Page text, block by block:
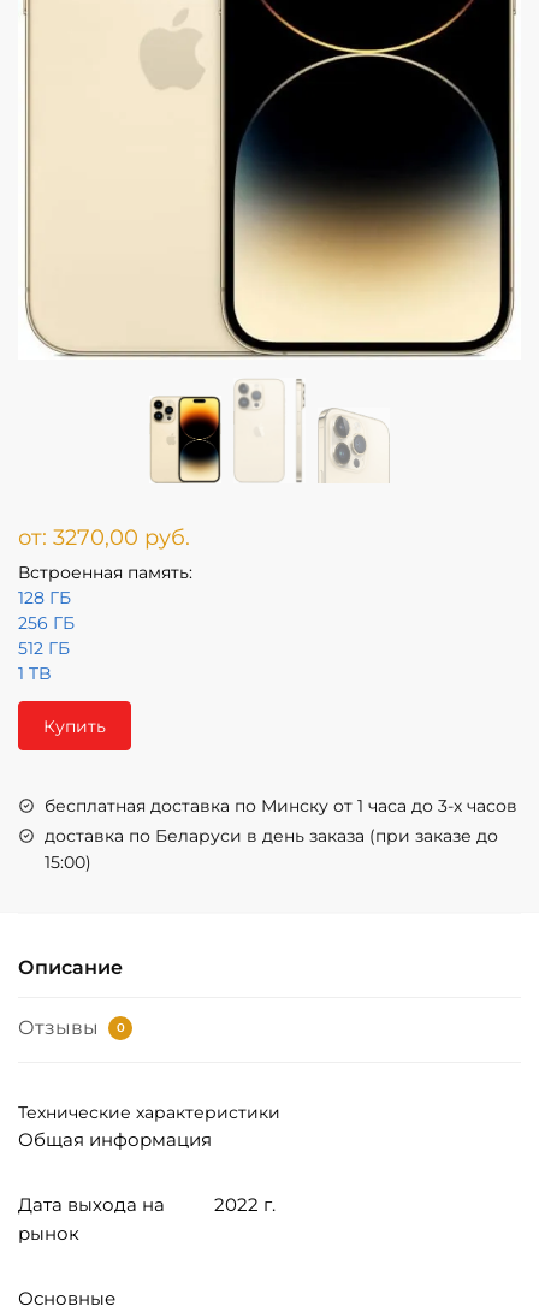
от: 3270,00 руб.
Встроенная память:
128 ГБ
256 ГБ
512 ГБ
1 TB
Купить
бесплатная доставка по Минску от 1 часа до 3-х часов
доставка по Беларуси в день заказа (при заказе до
15:00)
Описание
Отзывы 0
Технические характеристики
Общая информация
Дата выхода на
рынок
2022 г.
Основные